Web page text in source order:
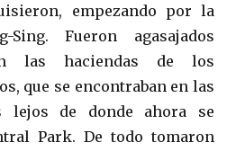
empezando por la
Sing. Fueron agasajados
las haciendas de los
que se encontraban en las
lejos de donde ahora se
Park. De todo tomaron